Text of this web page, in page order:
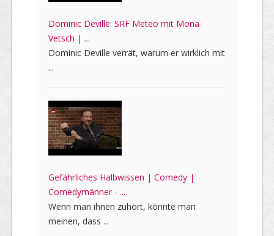
Dominic Deville: SRF Meteo mit Mona
Vetsch | ...
Dominic Deville verrät, warum er wirklich mit
...
Gefährliches Halbwissen | Comedy |
Comedymänner - ...
Wenn man ihnen zuhört, könnte man
meinen, dass ...